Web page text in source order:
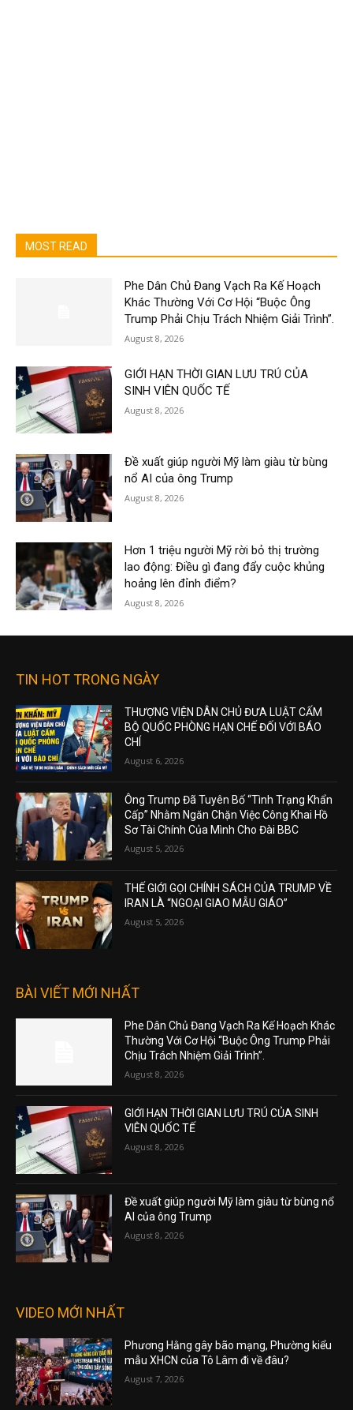
MOST READ
Phe Dân Chủ Đang Vạch Ra Kế Hoạch
Khác Thường Với Cơ Hội “Buộc Ông
Trump Phải Chịu Trách Nhiệm Giải Trình”.
August 8, 2026
GIỚI HẠN THỜI GIAN LƯU TRÚ CỦA
SINH VIÊN QUỐC TẾ
August 8, 2026
Đề xuất giúp người Mỹ làm giàu từ bùng
nổ AI của ông Trump
August 8, 2026
Hơn 1 triệu người Mỹ rời bỏ thị trường
lao động: Điều gì đang đẩy cuộc khủng
hoảng lên đỉnh điểm?
August 8, 2026
TIN HOT TRONG NGÀY
THƯỢNG VIỆN DÂN CHỦ ĐƯA LUẬT CẤM
BỘ QUỐC PHÒNG HẠN CHẾ ĐỐI VỚI BÁO
CHÍ
August 6, 2026
Ông Trump Đã Tuyên Bố “Tình Trạng Khẩn
Cấp” Nhằm Ngăn Chặn Việc Công Khai Hồ
Sơ Tài Chính Của Mình Cho Đài BBC
August 5, 2026
THẾ GIỚI GỌI CHÍNH SÁCH CỦA TRUMP VỀ
IRAN LÀ “NGOẠI GIAO MẪU GIÁO”
August 5, 2026
BÀI VIẾT MỚI NHẤT
Phe Dân Chủ Đang Vạch Ra Kế Hoạch Khác
Thường Với Cơ Hội “Buộc Ông Trump Phải
Chịu Trách Nhiệm Giải Trình”.
August 8, 2026
GIỚI HẠN THỜI GIAN LƯU TRÚ CỦA SINH
VIÊN QUỐC TẾ
August 8, 2026
Đề xuất giúp người Mỹ làm giàu từ bùng nổ
AI của ông Trump
August 8, 2026
VIDEO MỚI NHẤT
Phương Hằng gây bão mạng, Phường kiểu
mẫu XHCN của Tô Lâm đi về đâu?
August 7, 2026